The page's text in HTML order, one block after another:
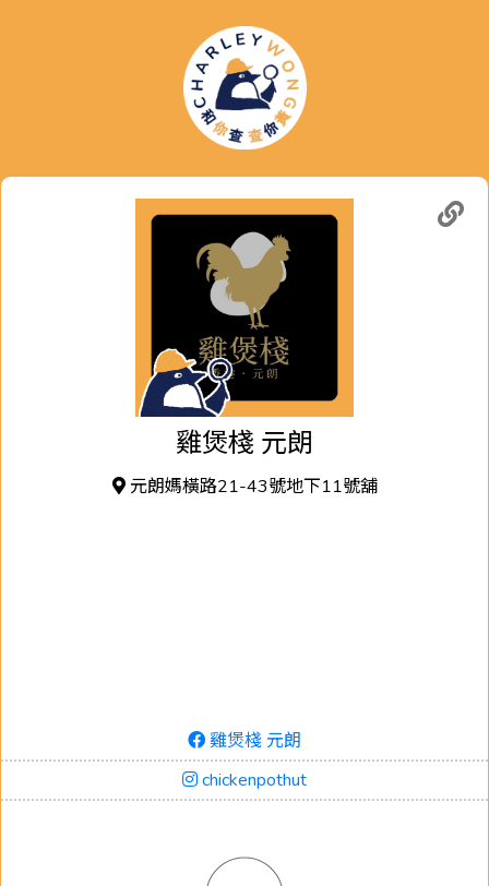
雞煲棧 元朗
元朗媽橫路21-43號地下11號舖
雞煲棧 元朗
chickenpothut